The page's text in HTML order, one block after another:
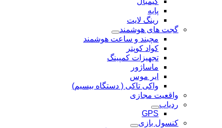
پایه
رینگ لایت
گجت های هوشمند
مچبند و ساعت هوشمند
کواد کوپتر
تجهیزات کمپینگ
ماساژور
ایر موس
واکی تاکی ( دستگاه بیسیم)
واقعیت مجازی
ردیاب
GPS
کنسول بازی